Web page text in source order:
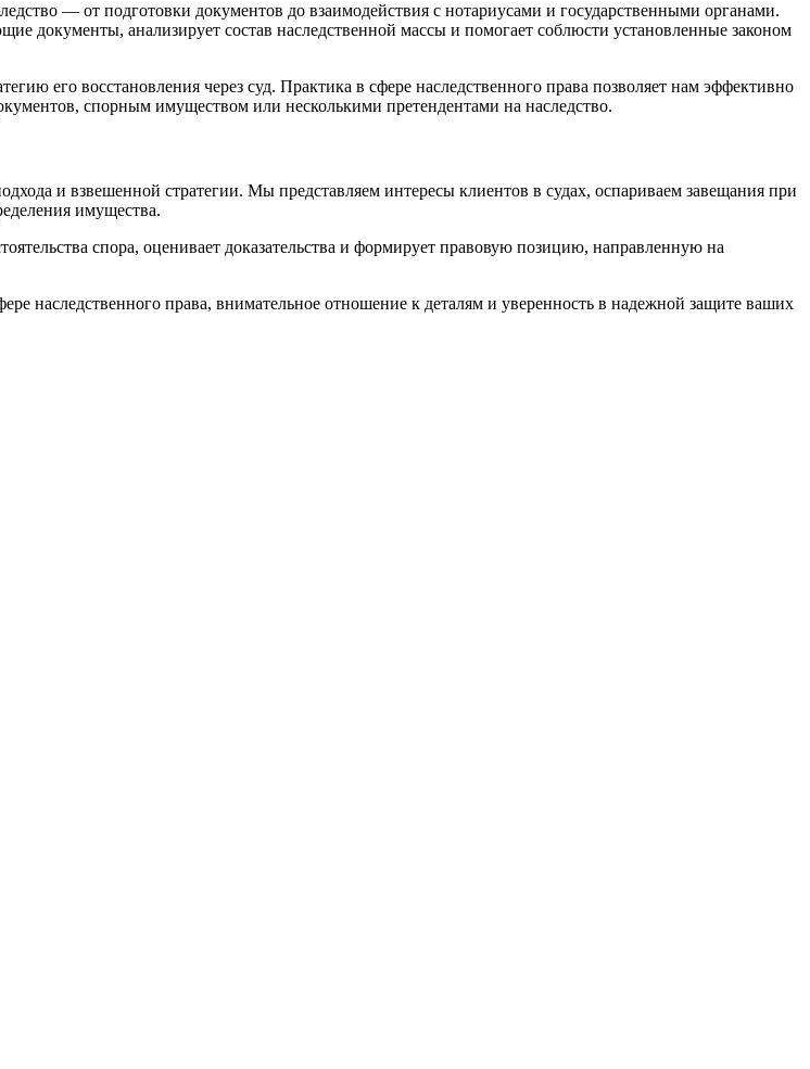
— от подготовки документов до взаимодействия с нотариусами и государственными органами.
документы, анализирует состав наследственной массы и помогает соблюсти установленные законом
его восстановления через суд. Практика в сфере наследственного права позволяет нам эффективно
спорным имуществом или несколькими претендентами на наследство.
и взвешенной стратегии. Мы представляем интересы клиентов в судах, оспариваем завещания при
имущества.
спора, оценивает доказательства и формирует правовую позицию, направленную на
наследственного права, внимательное отношение к деталям и уверенность в надежной защите ваших